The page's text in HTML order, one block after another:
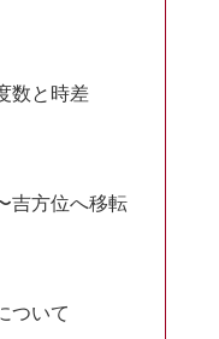
数と時差
吉方位へ移転
ついて